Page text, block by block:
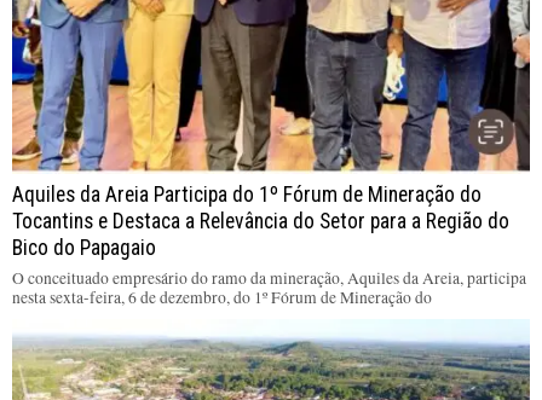
Aquiles da Areia Participa do 1º Fórum de Mineração do
Tocantins e Destaca a Relevância do Setor para a Região do
Bico do Papagaio
O conceituado empresário do ramo da mineração, Aquiles da Areia, participa
nesta sexta-feira, 6 de dezembro, do 1º Fórum de Mineração do